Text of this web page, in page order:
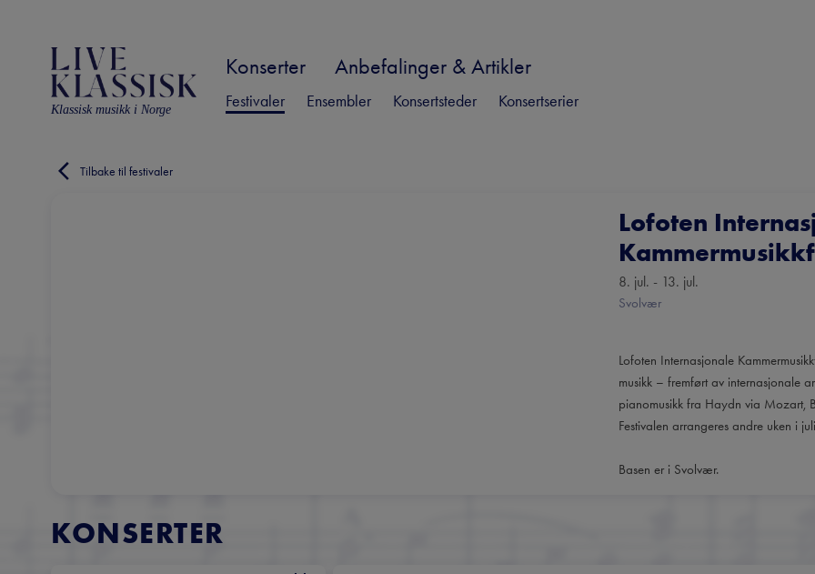
Klassisk musikk i Norge
Konserter Anbefalinger & Artikler
Festivaler Ensembler Konsertsteder Konsertserier
Tilbake til festivaler
Lofoten
8. jul. - 13. jul.
Svolvær
Lofoten Internasjonale
musikk – fremført av internasjonale
pianomusikk fra Haydn via Mozart,
Festivalen arrangeres andre uken i
Basen er i Svolvær.
KONSERTER